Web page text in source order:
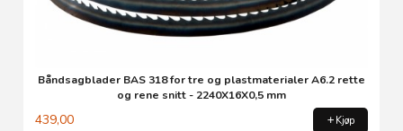
Båndsagblader BAS 318 for tre og plastmaterialer A6.2 rette
og rene snitt - 2240X16X0,5 mm
439,00 Kjøp